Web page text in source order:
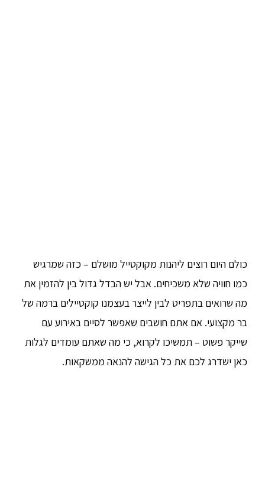
כולם היום רוצים ליהנות מקוקטייל מושלם – כזה שמרגיש
כמו חוויה שלא משכיחים. אבל יש הבדל גדול בין להזמין את
מה שרואים בתפריט לבין לייצר בעצמנו קוקטיילים ברמה של
בר מקצועי. אם אתם חושבים שאפשר לסיים באירוע עם
שייקר פשוט – תמשיכו לקרוא, כי מה שאתם עומדים לגלות
כאן ישדרג לכם את כל הגישה להנאה ממשקאות.